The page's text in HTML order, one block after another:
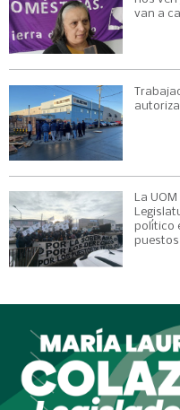
van a
La
político